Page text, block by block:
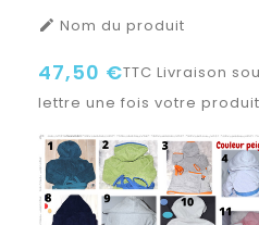
 Nom du produit
47,50 €TTC Livraison
lettre une fois votre